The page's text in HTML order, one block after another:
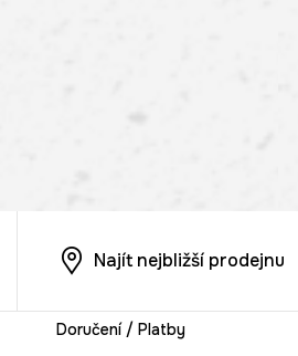
Najít nejbližší prodejnu
Doručení / Platby